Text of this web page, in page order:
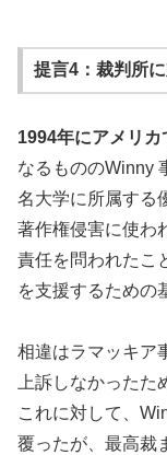
提言4：裁判所
1994年にアメリ
なるもののWinny
名大学に所属する
著作権侵害に使わ
責任を問われたこ
を支援するための
相違はラマッキア
上訴しなかったた
これに対して、
覆ったが、最高裁